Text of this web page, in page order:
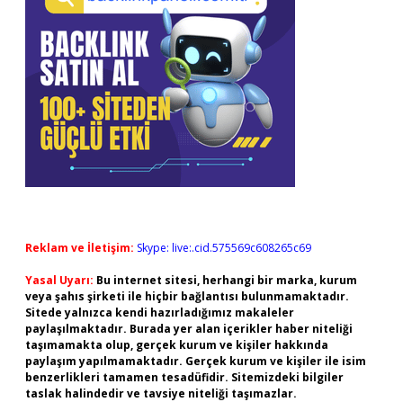
Reklam ve İletişim: Skype: live:.cid.575569c608265c69
Yasal Uyarı: Bu internet sitesi, herhangi bir marka, kurum
veya şahıs şirketi ile hiçbir bağlantısı bulunmamaktadır.
Sitede yalnızca kendi hazırladığımız makaleler
paylaşılmaktadır. Burada yer alan içerikler haber niteliği
taşımamakta olup, gerçek kurum ve kişiler hakkında
paylaşım yapılmamaktadır. Gerçek kurum ve kişiler ile isim
benzerlikleri tamamen tesadüfidir. Sitemizdeki bilgiler
taslak halindedir ve tavsiye niteliği taşımazlar.